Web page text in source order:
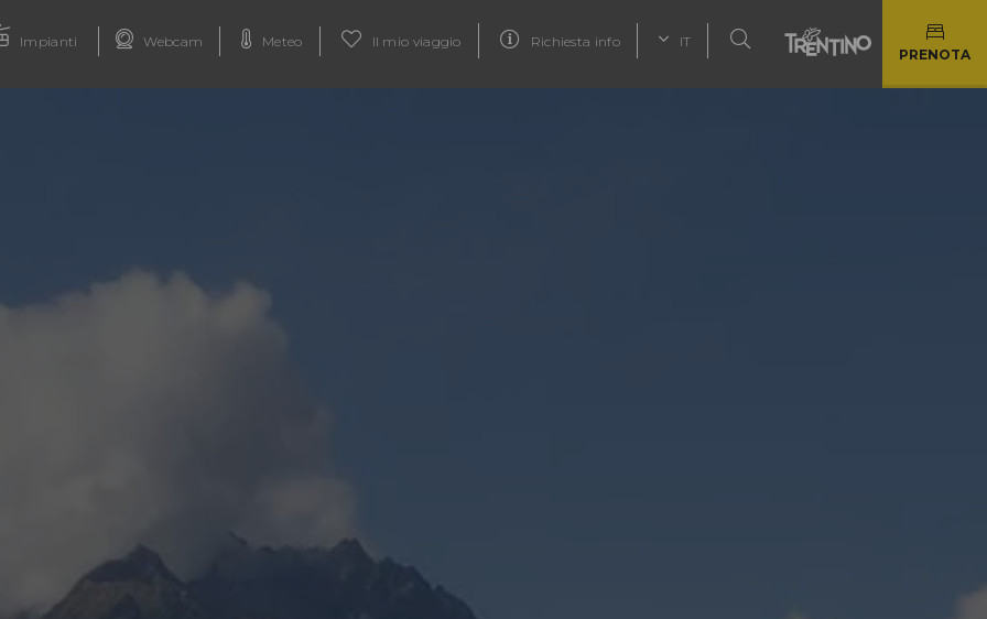
Impianti Webcam Meteo Il mio viaggio Richiesta info IT
PRENOTA